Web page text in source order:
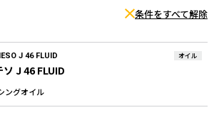
条件をすべて解除
J 46 FLUID オイル
ソ J 46 FLUID
ングオイル